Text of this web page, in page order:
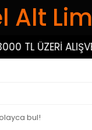
Alt
TL ÜZERİ